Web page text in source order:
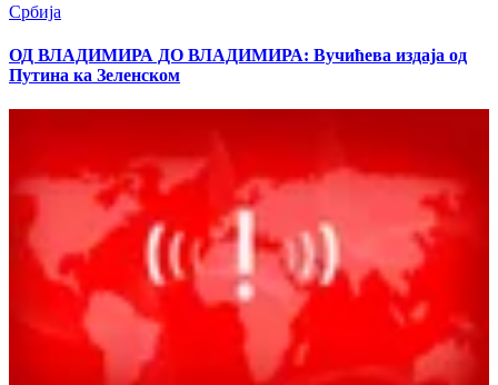
Србија
ОД ВЛАДИМИРА ДО ВЛАДИМИРА: Вучићева издаја од
Путина ка Зеленском